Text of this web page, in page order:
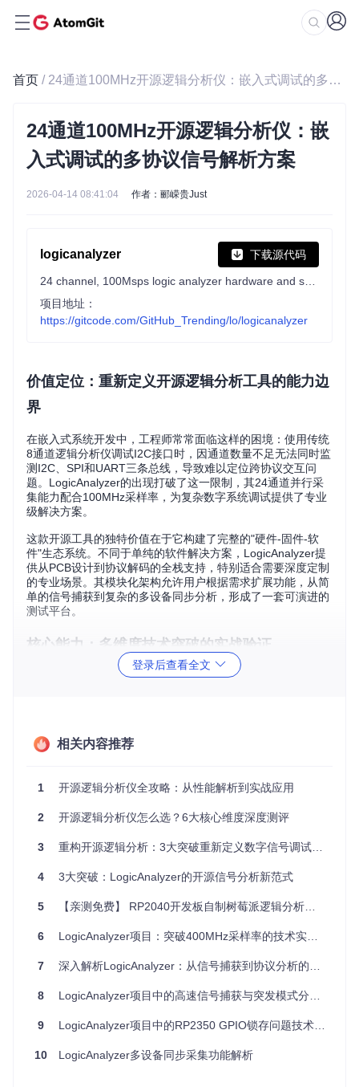
首页 / 24通道100MHz开源逻辑分析仪：嵌入式调试的多协议信号解析方案
24通道100MHz开源逻辑分析仪：嵌
入式调试的多协议信号解析方案
2026-04-14 08:41:04 作者：郦嵘贵Just
logicanalyzer 下载源代码
项目地址：
https://gitcode.com/GitHub_Trending/lo/logicanalyzer
价值定位：重新定义开源逻辑分析工具的能力边
界
在嵌入式系统开发中，工程师常常面临这样的困境：使用传统
8通道逻辑分析仪调试I2C接口时，因通道数量不足无法同时监
测I2C、SPI和UART三条总线，导致难以定位跨协议交互问
题。LogicAnalyzer的出现打破了这一限制，其24通道并行采
集能力配合100MHz采样率，为复杂数字系统调试提供了专业
级解决方案。
这款开源工具的独特价值在于它构建了完整的"硬件-固件-软
件"生态系统。不同于单纯的软件解决方案，LogicAnalyzer提
供从PCB设计到协议解码的全栈支持，特别适合需要深度定制
的专业场景。其模块化架构允许用户根据需求扩展功能，从简
单的信号捕获到复杂的多设备同步分析，形成了一套可演进的
测试平台。
核心能力：多维度技术突破的实战验证
破解：多通道同步采集的时序难题
线（6通道）、2组SPI总线（8通道）和4路GPIO中断信号（4
![多通道信号捕获界面](https://raw.gitcode.com/GitHub_Trend
61a36e7f22/Wiki artwork/main ui.png?utm_source=gitcode_
repo_files)
图1：24通道同步采集界面，展示了I2C、SPI和UART信号的
用双缓冲机制解决高速数据传输瓶颈：
void
buffer_switch
{
current_write = active_buffer;
    active_buffer = (active_buffer +
1) % 2;
// 触发DMA传输当前缓冲数据
dma_channel_set_write_addr(dma_chan,
// 通知主处理器处理current_write缓冲
event_machine_post(EVENT_BUFFER_READY,
登录后查看全文
相关内容推荐
1 开源逻辑分析仪全攻略：从性能解析到实战应用
2 开源逻辑分析仪怎么选？6大核心维度深度测评
3 重构开源逻辑分析：3大突破重新定义数字信号调试效率
4 3大突破：LogicAnalyzer的开源信号分析新范式
5 【亲测免费】 RP2040开发板自制树莓派逻辑分析仪uf2固件：轻松打造嵌入式开发利器
6 LogicAnalyzer项目：突破400MHz采样率的技术实现与优化
7 深入解析LogicAnalyzer：从信号捕获到协议分析的全流程实践指南
8 LogicAnalyzer项目中的高速信号捕获与突发模式分析技术解析
9 LogicAnalyzer项目中的RP2350 GPIO锁存问题技术解析
10 LogicAnalyzer多设备同步采集功能解析